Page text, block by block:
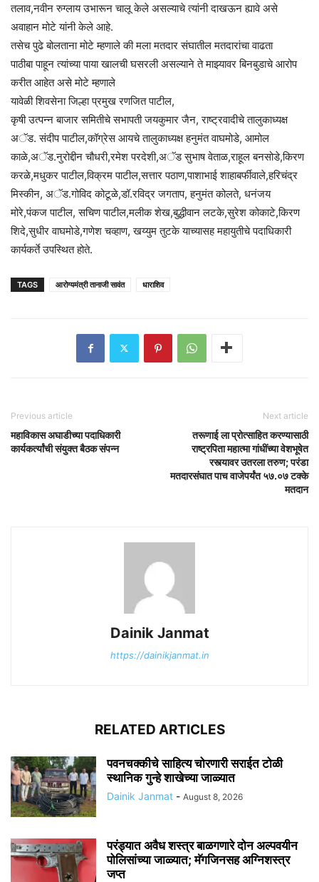
तलाव,नवीन रुग्लाय उभारून चालू केले असल्याचे त्यांनी दाखऊन ह्यावे असे
अवाहान मोटे यांनी केले आहे.
तसेच पुढे बोलताना मोटे म्हणाले की मला मतदार संघातील मतदारांचा वाढता
पाठीबा पाहून त्यांच्या पाया खालची घसरली असल्याने ते माझ्यावर बिनबुडाचे आरोप
करीत आहेत असे मोटे म्हणाले
यावेळी शिवसेना जिल्हा प्रमुख रणजित पाटील,
कृषी उत्पन्न बाजार समितीचे सभापती जयकुमार जैन, राष्ट्रवादीचे तालुकाध्यक्ष
अॅड. संदीप पाटील,कॉग्रेस आयचे तालुकाध्यक्ष हनुमंत वाघमोडे, आमोल
काळे,अॅड.नुरोद्दीन चौधरी,रमेश परदेशी,अॅड सुभाष वेताळ,राहूल बनसोडे,किरण
करळे,मधुकर पाटील,विक्रम पाटील,सत्तार पठाण,पाशाभाई शाहाबर्फीवाले,हरिचंद्र
मिस्कीन, अॅड.गोविद कोटूळे,डॉ.रविद्र जगताप, हनुमंत कोलते, धनंजय
मोरे,पंकज पाटील, सचिण पाटील,मलीक शेख,बुद्धीवान लटके,सुरेश कोकाटे,किरण
शिदे,सुधीर वाघमोडे,गणेश चव्हाण, खय्युम तुटके याच्यासह महायुतीचे पदाधिकारी
कार्यकर्ते उपस्थित होते.
TAGS आरोग्यमंत्री तानाजी सावंत धाराशिव
Previous article
महाविकास अघाडीच्या पदाधिकारी
कार्यकर्त्यांची संयुक्त बैठक संपन्न
Next article
तरूणाई ला प्रोत्साहित करण्यासाठी
राष्ट्रपिता महात्मा गांधींच्या वेशभूषेत
रस्त्यावर उतरला तरुण; परंडा
मतदारसंघात पाच वाजेपर्यंत ५७.०७ टक्के
मतदान
Dainik Janmat
https://dainikjanmat.in
RELATED ARTICLES
पवनचक्कीचे साहित्य चोरणारी सराईत टोळी
स्थानिक गुन्हे शाखेच्या जाळ्यात
Dainik Janmat - August 8, 2026
परंड्यात अवैध शस्त्र बाळगणारे दोन अल्पवयीन
पोलिसांच्या जाळ्यात; मॅगजिनसह अग्निशस्त्र
जप्त